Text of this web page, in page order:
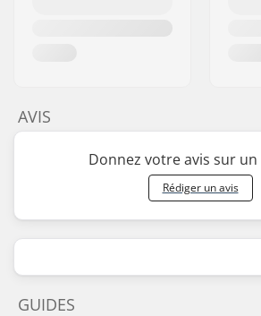
AVIS
Donnez votre avis sur
Rédiger un avis
GUIDES